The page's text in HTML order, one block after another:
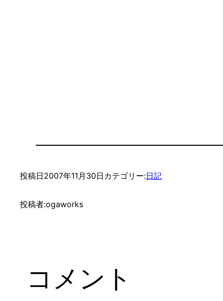
投稿日2007年11月30日 カテゴリー:日記
投稿者:ogaworks
コメント